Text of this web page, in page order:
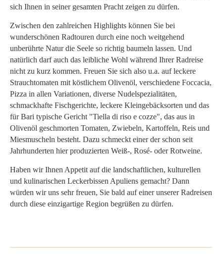
sich Ihnen in seiner gesamten Pracht zeigen zu dürfen.
Zwischen den zahlreichen Highlights können Sie bei
wunderschönen Radtouren durch eine noch weitgehend
unberührte Natur die Seele so richtig baumeln lassen. Und
natürlich darf auch das leibliche Wohl während Ihrer Radreise
nicht zu kurz kommen. Freuen Sie sich also u.a. auf leckere
Strauchtomaten mit köstlichem Olivenöl, verschiedene Foccacia,
Pizza in allen Variationen, diverse Nudelspezialitäten,
schmackhafte Fischgerichte, leckere Kleingebäcksorten und das
für Bari typische Gericht "Tiella di riso e cozze", das aus in
Olivenöl geschmorten Tomaten, Zwiebeln, Kartoffeln, Reis und
Miesmuscheln besteht. Dazu schmeckt einer der schon seit
Jahrhunderten hier produzierten Weiß-, Rosé- oder Rotweine.
Haben wir Ihnen Appetit auf die landschaftlichen, kulturellen
und kulinarischen Leckerbissen Apuliens gemacht? Dann
würden wir uns sehr freuen, Sie bald auf einer unserer Radreisen
durch diese einzigartige Region begrüßen zu dürfen.